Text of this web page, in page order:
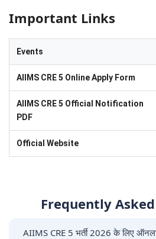
Important Links
Events
AIIMS CRE 5 Online Apply Form
AIIMS CRE 5 Official Notification
PDF
Official Website
Frequently
AIIMS CRE 5 भर्ती 2026 के लिए